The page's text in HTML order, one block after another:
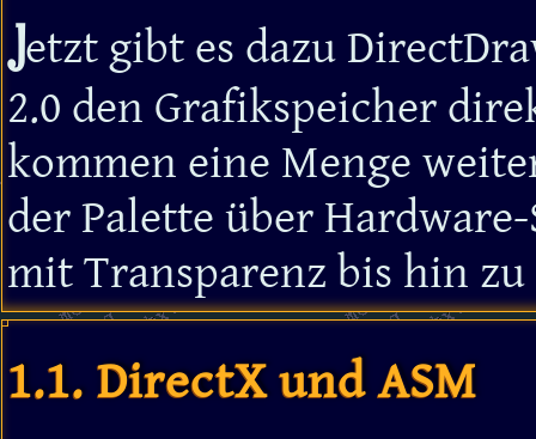
Jetzt gibt es dazu
2.0 den Grafikspeicher
kommen eine Menge
der Palette über
mit Transparenz bis hin zu
1.1. DirectX und ASM